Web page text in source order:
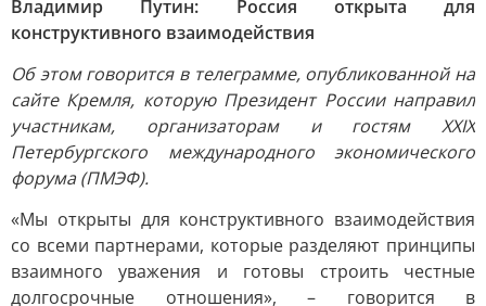
Владимир Путин: Россия открыта для
конструктивного взаимодействия
Об этом говорится в телеграмме, опубликованной на
сайте Кремля, которую Президент России направил
участникам, организаторам и гостям XXIX
Петербургского международного экономического
форума (ПМЭФ).
«Мы открыты для конструктивного взаимодействия
со всеми партнерами, которые разделяют принципы
взаимного уважения и готовы строить честные
долгосрочные отношения», – говорится в